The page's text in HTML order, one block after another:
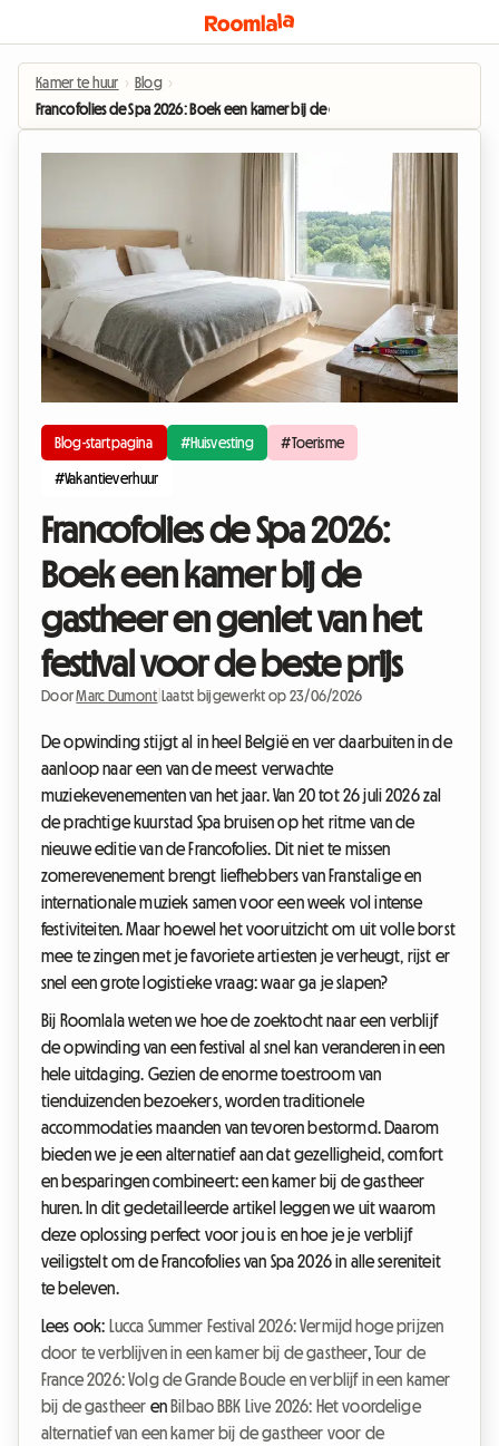
Kamer te huur › Blog ›
Francofolies de Spa 2026: Boek een kamer bij de gastheer en geniet van
Blog-startpagina #Huisvesting #Toerisme
#Vakantieverhuur
Francofolies de Spa 2026:
Boek een kamer bij de
gastheer en geniet van het
festival voor de beste prijs
DoorMarc Dumont Laatst bijgewerkt op 23/06/2026
De opwinding stijgt al in heel België en ver daarbuiten in de
aanloop naar een van de meest verwachte
muziekevenementen van het jaar. Van 20 tot 26 juli 2026 zal
de prachtige kuurstad Spa bruisen op het ritme van de
nieuwe editie van de Francofolies. Dit niet te missen
zomerevenement brengt liefhebbers van Franstalige en
internationale muziek samen voor een week vol intense
festiviteiten. Maar hoewel het vooruitzicht om uit volle borst
mee te zingen met je favoriete artiesten je verheugt, rijst er
snel een grote logistieke vraag: waar ga je slapen?
Bij Roomlala weten we hoe de zoektocht naar een verblijf
de opwinding van een festival al snel kan veranderen in een
hele uitdaging. Gezien de enorme toestroom van
tienduizenden bezoekers, worden traditionele
accommodaties maanden van tevoren bestormd. Daarom
bieden we je een alternatief aan dat gezelligheid, comfort
en besparingen combineert: een kamer bij de gastheer
huren. In dit gedetailleerde artikel leggen we uit waarom
deze oplossing perfect voor jou is en hoe je je verblijf
veiligstelt om de Francofolies van Spa 2026 in alle sereniteit
te beleven.
Lees ook: Lucca Summer Festival 2026: Vermijd hoge prijzen
door te verblijven in een kamer bij de gastheer,Tour de
France 2026: Volg de Grande Boucle en verblijf in een kamer
bij de gastheer en Bilbao BBK Live 2026: Het voordelige
alternatief van een kamer bij de gastheer voor de